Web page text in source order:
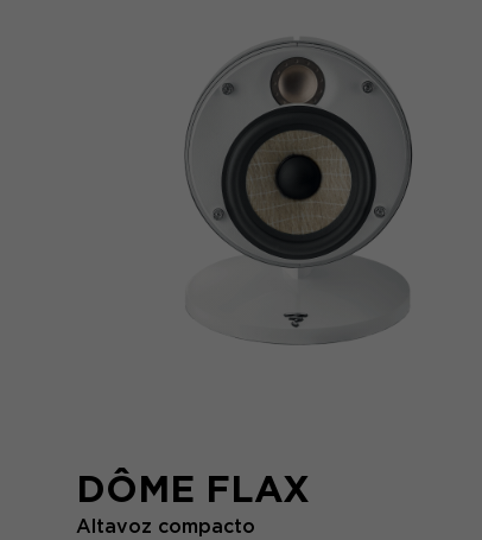
DÔME FLAX
Altavoz compacto